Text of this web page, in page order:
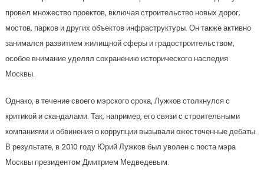
провел множество проектов, включая строительство новых дорог,
мостов, парков и других объектов инфраструктуры. Он также активно
занимался развитием жилищной сферы и градостроительством,
особое внимание уделял сохранению исторического наследия
Москвы.
Однако, в течение своего мэрского срока, Лужков столкнулся с
критикой и скандалами. Так, например, его связи с строительными
компаниями и обвинения о коррупции вызывали ожесточенные дебаты.
В результате, в 2010 году Юрий Лужков был уволен с поста мэра
Москвы президентом Дмитрием Медведевым.